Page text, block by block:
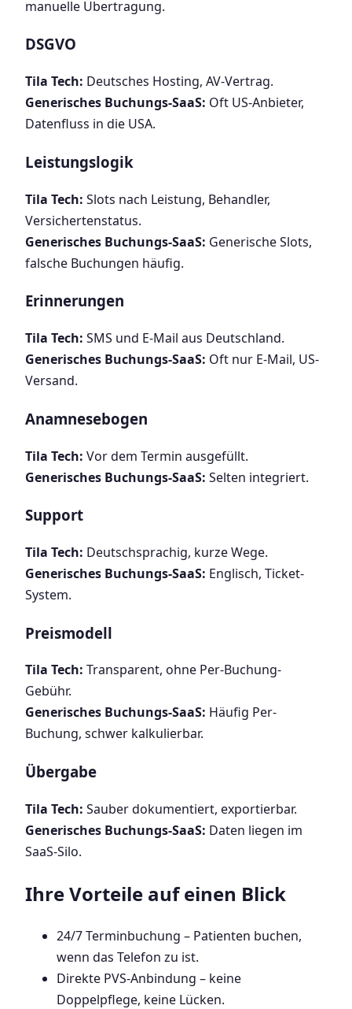
manuelle Übertragung.
DSGVO
Tila Tech: Deutsches Hosting, AV-Vertrag.
Generisches Buchungs-SaaS: Oft US-Anbieter,
Datenfluss in die USA.
Leistungslogik
Tila Tech: Slots nach Leistung, Behandler,
Versichertenstatus.
Generisches Buchungs-SaaS: Generische Slots,
falsche Buchungen häufig.
Erinnerungen
Tila Tech: SMS und E-Mail aus Deutschland.
Generisches Buchungs-SaaS: Oft nur E-Mail, US-
Versand.
Anamnesebogen
Tila Tech: Vor dem Termin ausgefüllt.
Generisches Buchungs-SaaS: Selten integriert.
Support
Tila Tech: Deutschsprachig, kurze Wege.
Generisches Buchungs-SaaS: Englisch, Ticket-
System.
Preismodell
Tila Tech: Transparent, ohne Per-Buchung-
Gebühr.
Generisches Buchungs-SaaS: Häufig Per-
Buchung, schwer kalkulierbar.
Übergabe
Tila Tech: Sauber dokumentiert, exportierbar.
Generisches Buchungs-SaaS: Daten liegen im
SaaS-Silo.
Ihre Vorteile auf einen Blick
24/7 Terminbuchung – Patienten buchen,
wenn das Telefon zu ist.
Direkte PVS-Anbindung – keine
Doppelpflege, keine Lücken.